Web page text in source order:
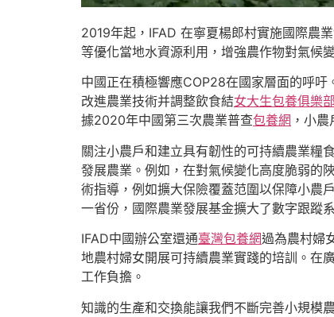
2019年起，IFAD 在寧夏楊郎村實施國際農
等優化當地水資源利用，增強農作物對氣候
中國正在積極響應COP28在國家層面的呼
改進農業技術并調整飲食結女大生包養俱樂部
據2020年中國第三次農業普查包養網 ，小
關注小農戶和建立具有韌性的可持續農業糧
發展農業。例如，在對氣候變化高度脆弱的
術指導，例如擴大保險覆蓋范圍以保障小農
一省份，國際農業發展基金擴大了數字跟蹤
IFAD中國辦公室還通臺灣包養網過為農村婦
地農村婦女開展可持續農業實踐的培訓。在
工作負擔。
知識的生產和交換能讓我們不斷完善小規模